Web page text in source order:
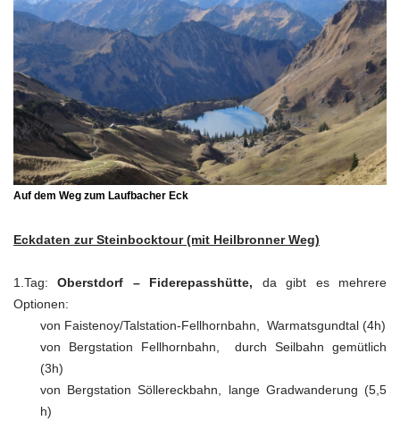
Auf dem Weg zum Laufbacher Eck
Eckdaten zur Steinbocktour (mit Heilbronner Weg)
1.Tag:Oberstdorf – Fiderepasshütte, da gibt es mehrere
Optionen:
von Faistenoy/Talstation-Fellhornbahn, Warmatsgundtal (4h)
von Bergstation Fellhornbahn, durch Seilbahn gemütlich
(3h)
von Bergstation Söllereckbahn, lange Gradwanderung (5,5
h)